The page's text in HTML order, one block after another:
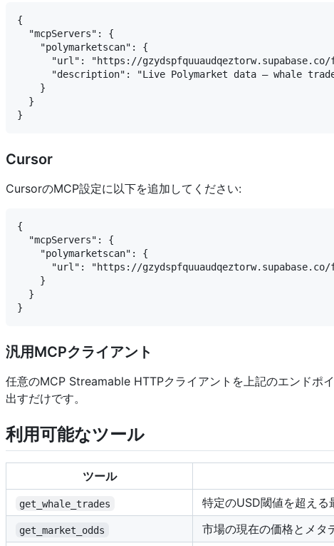
{
  "mcpServers": {
    "polymarketscan": {
"url": "https://
"description": "Live Polymarket data — whale
    }
  }
Cursor
CursorのMCP設定に以下を追加してください:
{
  "mcpServers": {
    "polymarketscan": {
"url": "https://
    }
  }
汎用MCPクライアント
任意のMCP Streamable HTTPクライアントを上記のエンドポイ
出すだけです。
利用可能なツール
ツール
get_whale_trades 特定のUSD閾値を超える
get_market_odds 市場の現在の価格とメタ